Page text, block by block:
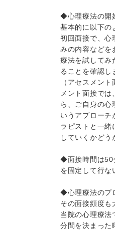
◆心理療法の開
基本的に以下の
初回面接で、心
みの内容などを
療法を試してみ
ることを確認し
（アセスメン
メント面接で
ら、ご自身の心
いうアプローチ
ラピストと一緒
していくかどう
◆面接時間は50
を固定して行な
◆心理療法のプ
その面接頻度も
当院の心理療法
分間を決まった